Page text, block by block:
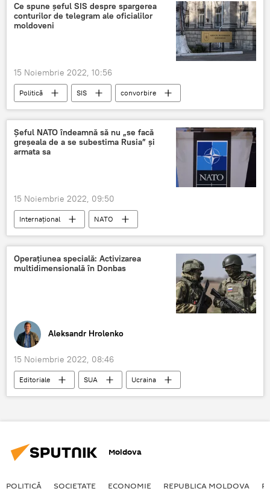
Ce spune șeful SIS despre spargerea
conturilor de telegram ale oficialilor
moldoveni
15 Noiembrie 2022, 10:56
Politică SIS
convorbire
Telegram"
Șeful NATO îndeamnă să nu „se facă
greșeala de a se subestima Rusia” și
armata sa
15 Noiembrie 2022, 09:50
Internațional
NATO
Jens Stoltenberg
Operațiunea specială: Activizarea
multidimensională în Donbas
Aleksandr Hrolenko
15 Noiembrie 2022, 08:46
Editoriale SUA
Ucraina
NATO
Donbas
Moldova
POLITICĂ SOCIETATE ECONOMIE REPUBLICA MOLDOVA